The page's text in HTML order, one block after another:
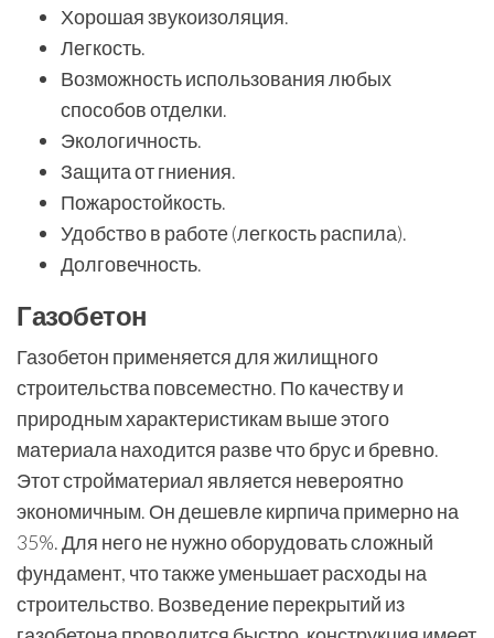
Хорошая звукоизоляция.
Легкость.
Возможность использования любых
способов отделки.
Экологичность.
Защита от гниения.
Пожаростойкость.
Удобство в работе (легкость распила).
Долговечность.
Газобетон
Газобетон применяется для жилищного
строительства повсеместно. По качеству и
природным характеристикам выше этого
материала находится разве что брус и бревно.
Этот стройматериал является невероятно
экономичным. Он дешевле кирпича примерно на
35%. Для него не нужно оборудовать сложный
фундамент, что также уменьшает расходы на
строительство. Возведение перекрытий из